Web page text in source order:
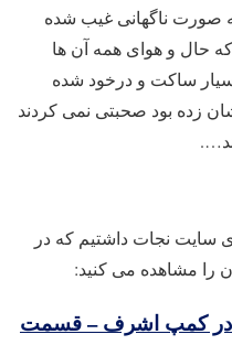
صورت ناگهانی غیب شده
حال و هوای همه آن ها
ساکت و درخود شده
زده بود صحبتی نمی کردند
بر روی سایت نجات داشتیم که در
را مشاهده می کنید:
در کمپ اشرف – قسمت